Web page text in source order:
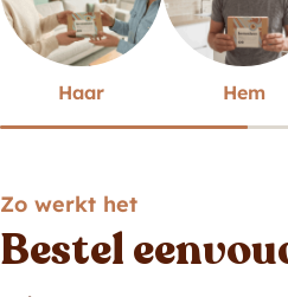
Haar Hem
Zo werkt het
Bestel